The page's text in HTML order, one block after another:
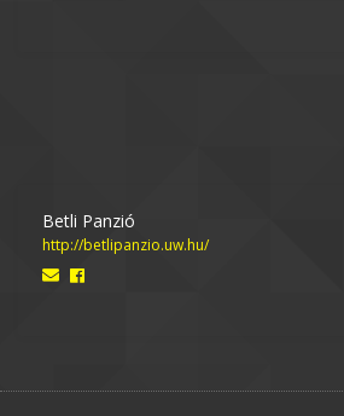
Betli Panzió
http://betlipanzio.uw.hu/
EmailFacebook